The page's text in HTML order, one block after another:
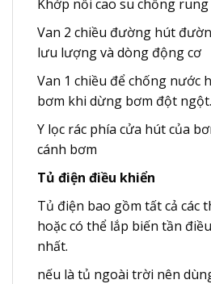
Khớp nối cao su chống
Van 2 chiều đường hút
lưu lượng và dòng động cơ
Van 1 chiều để chống nước
bơm khi dừng bơm đột ngột.
Y lọc rác phía cửa hút của
cánh bơm
Tủ điện điều khiển
Tủ điện bao gồm tất cả các
hoặc có thể lắp biến tần
nhất.
nếu là tủ ngoài trời nên